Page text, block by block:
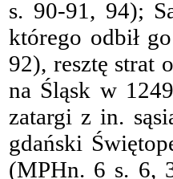
s. 90-91, 94);
którego odbił
92), resztę strat
na Śląsk w
zatargi z in.
gdański
(MPHn. 6 s. 6,